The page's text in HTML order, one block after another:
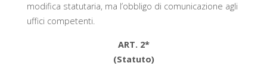
modifica statutaria, ma l’obbligo di comunicazione agli
uffici competenti.
ART. 2*
(Statuto)